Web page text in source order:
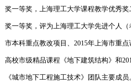
奖一等奖，上海理工大学课程教学优秀
奖一等奖，评为上海理工大学先进个人（
市本科重点教改项目 、 2015年上海市重点
高校市级精品课程《地下建筑结构》 和
《城市地下工程施工技术》 团队主要成员